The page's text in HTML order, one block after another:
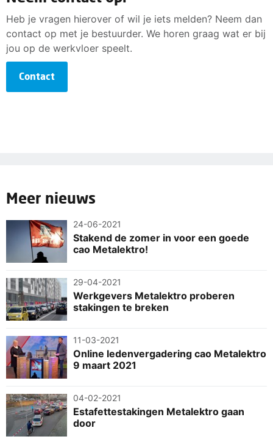
Heb je vragen hierover of wil je iets melden? Neem dan
contact op met je bestuurder. We horen graag wat er bij
jou op de werkvloer speelt.
Contact
Meer nieuws
24-06-2021
Stakend de zomer in voor een goede
cao Metalektro!
29-04-2021
Werkgevers Metalektro proberen
stakingen te breken
11-03-2021
Online ledenvergadering cao Metalektro
9 maart 2021
04-02-2021
Estafettestakingen Metalektro gaan
door